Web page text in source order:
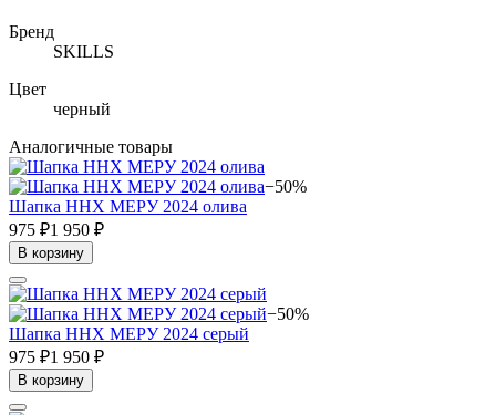
Бренд
SKILLS
Цвет
черный
Аналогичные товары
−50%
Шапка ННХ МЕРУ 2024 олива
975 ₽1 950 ₽
В корзину
−50%
Шапка ННХ МЕРУ 2024 серый
975 ₽1 950 ₽
В корзину